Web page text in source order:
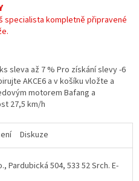
specialista kompletně připravené
sleva až 7 % Pro získání slevy -6
AKCE6 a v košíku vložte a
motorem Bafang a
27,5 km/h
Diskuze
Pardubická 504, 533 52 Srch. E-